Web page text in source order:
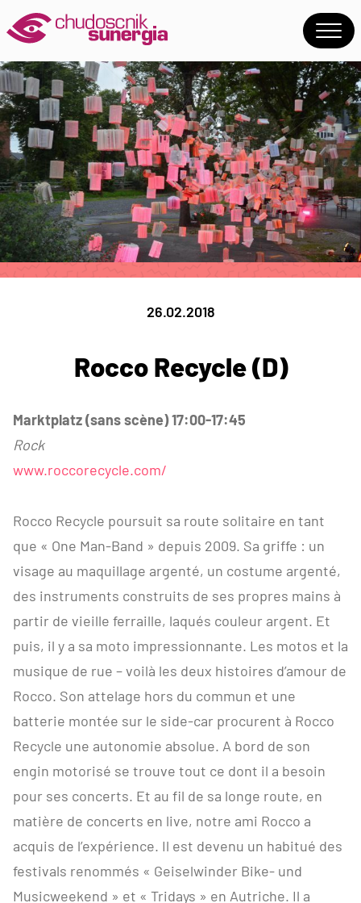
26.02.2018
Rocco Recycle (D)
Marktplatz (sans scène) 17:00-17:45
Rock
www.roccorecycle.com/
Rocco Recycle poursuit sa route solitaire en tant
que « One Man-Band » depuis 2009. Sa griffe : un
visage au maquillage argenté, un costume argenté,
des instruments construits de ses propres mains à
partir de vieille ferraille, laqués couleur argent. Et
puis, il y a sa moto impressionnante. Les motos et la
musique de rue – voilà les deux histoires d’amour de
Rocco. Son attelage hors du commun et une
batterie montée sur le side-car procurent à Rocco
Recycle une autonomie absolue. A bord de son
engin motorisé se trouve tout ce dont il a besoin
pour ses concerts. Et au fil de sa longe route, en
matière de concerts en live, notre ami Rocco a
acquis de l’expérience. Il est devenu un habitué des
festivals renommés « Geiselwinder Bike- und
Musicweekend » et « Tridays » en Autriche. Il a